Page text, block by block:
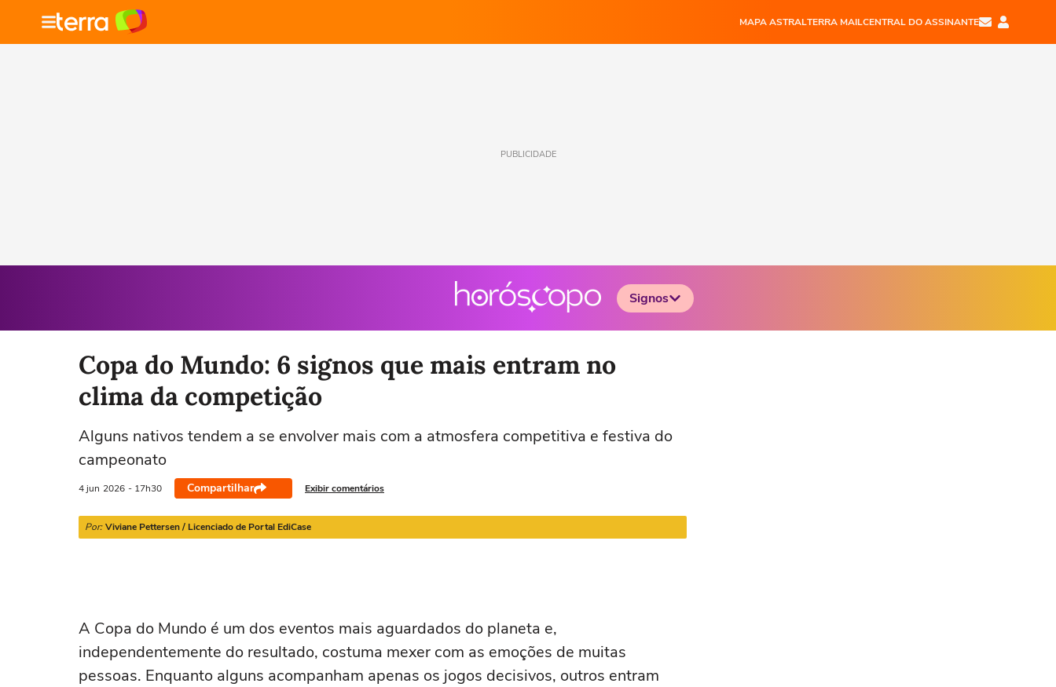
MAPA ASTRALTERRA MAILCENTRAL DO ASSINANTE
PUBLICIDADE
Signos
Selecione o signo para ver as notícias
21/03 a 20/04 21/04 a 20/05
Gêmeos
21/05 a 20/06 21/06 a 21/07 22/07 a 22/08 23/08 a 22/09 23/09 a 22/10 23/10 a 21/11
Copa do Mundo: 6 signos que mais entram no
clima da competição
Alguns nativos tendem a se envolver mais com a atmosfera competitiva e festiva do
campeonato
4 jun 2026 - 17h30 Compartilhar Exibir comentários
Por: Viviane Pettersen / Licenciado de Portal EdiCase
A Copa do Mundo é um dos eventos mais aguardados do planeta e,
independentemente do resultado, costuma mexer com as emoções de muitas
pessoas. Enquanto alguns acompanham apenas os jogos decisivos, outros entram